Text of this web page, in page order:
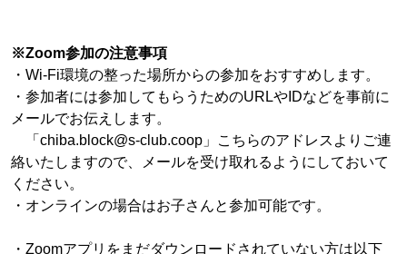
※Zoom参加の注意事項
・Wi-Fi環境の整った場所からの参加をおすすめします。
・参加者には参加してもらうためのURLやIDなどを事前に
メールでお伝えします。
「chiba.block@s-club.coop」こちらのアドレスよりご連
絡いたしますので、メールを受け取れるようにしておいて
ください。
・オンラインの場合はお子さんと参加可能です。
・Zoomアプリをまだダウンロードされていない方は以下